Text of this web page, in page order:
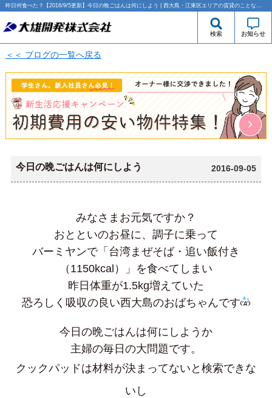
昨日何食べた？【2016/9/5更新】今日の晩ごはんは何にしよう | 西大島・江東区エリアの賃貸のことなら大雄開発株式会社
検索 お知らせ
＜＜ ブログの一覧へ戻る
今日の晩ごはんは何にしよう 2016-09-05
みなさまお元気ですか？
おとといのお昼に、調子に乗って
バーミヤンで「台湾まぜそば・追い飯付き
（1150kcal）」を食べてしまい
昨日体重が1.5kg増えていた
恐ろしく吸収の良い西大島のおばちゃんです
今日の晩ごはんは何にしようか
主婦の毎日の大問題です。
クックパッドは材料が決まってないと検索できな
いし